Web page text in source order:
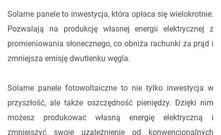
Solarne panele to inwestycja, która opłaca się wielokrotnie.
Pozwalają na produkcję własnej energii elektrycznej z
promieniowania słonecznego, co obniża rachunki za prąd i
zmniejsza emisję dwutlenku węgla.
Solarne panele fotowoltaiczne to nie tylko inwestycja w
przyszłość, ale także oszczędność pieniędzy. Dzięki nim
możesz produkować własną energię elektryczną i
zmniejszyć swoje uzależnienie od konwencjonalnych